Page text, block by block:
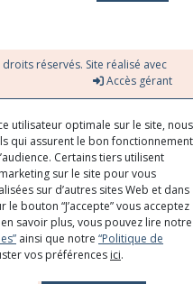
droits réservés. Site réalisé avec
Accès gérant
utilisateur optimale sur le site, nous
qui assurent le bon fonctionnement
Certains tiers utilisent
sur le site pour vous
sur d’autres sites Web et dans
bouton “J’accepte” vous acceptez
savoir plus, vous pouvez lire notre
ainsi que notre “Politique de
vos préférences ici.